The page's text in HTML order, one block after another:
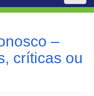
–
críticas ou